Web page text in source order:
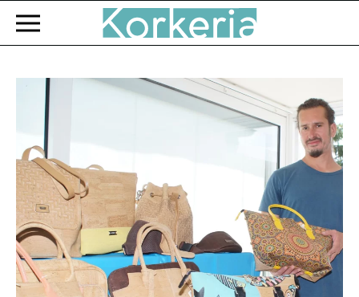
Zum Hauptinhalt springen